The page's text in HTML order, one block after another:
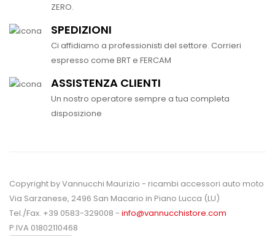
ZERO.
SPEDIZIONI
Ci affidiamo a professionisti del settore. Corrieri
espresso come BRT e FERCAM
ASSISTENZA CLIENTI
Un nostro operatore sempre a tua completa
disposizione
Copyright by Vannucchi Maurizio - ricambi accessori auto moto
Via Sarzanese, 2496 San Macario in Piano Lucca (LU)
Tel./Fax. +39 0583-329008 - info@vannucchistore.com
P.IVA 01802110468